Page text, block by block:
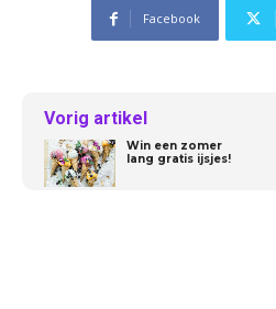
Facebook
Vorig artikel
Win een zomer
lang gratis ijsjes!